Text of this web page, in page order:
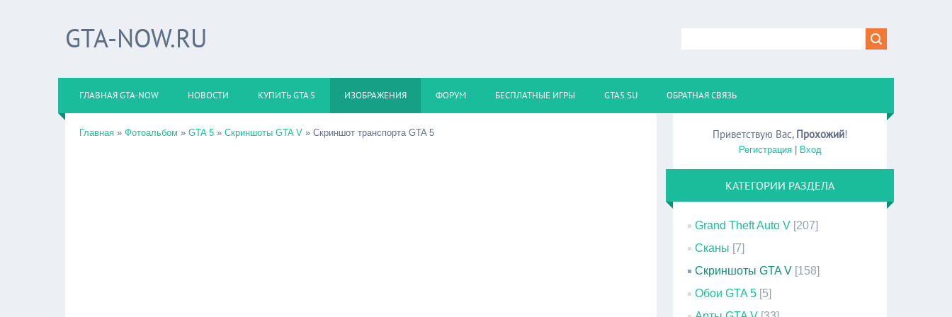
GTA-NOW.RU
ГЛАВНАЯ GTA-NOW НОВОСТИ КУПИТЬ GTA 5 ИЗОБРАЖЕНИЯ ФОРУМ БЕСПЛАТНЫЕ ИГРЫ GTA5.SU ОБРАТНАЯ СВЯЗЬ
Главная » Фотоальбом » GTA 5 » Скриншоты GTA V » Скриншот транспорта GTA 5 Приветствую Вас, Прохожий!
Регистрация| Вход
КАТЕГОРИИ РАЗДЕЛА
Grand Theft Auto V [207]
Сканы [7]
Скриншоты GTA V [158]
Обои GTA 5 [5]